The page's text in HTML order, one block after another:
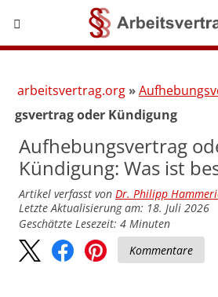
arbeitsvertrag.org
gsvertrag oder Kündigung
Aufhebungsvertrag
Kündigung: Was ist
Artikel verfasst von Dr. Philipp
Letzte Aktualisierung am: 18. Juli 2026
Geschätzte Lesezeit: 4 Minuten
Kommentare